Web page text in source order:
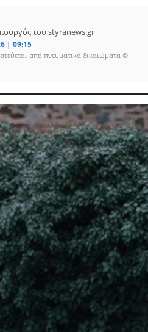
του styranews.gr
| 09:15
από πνευματικά δικαιώματα ©